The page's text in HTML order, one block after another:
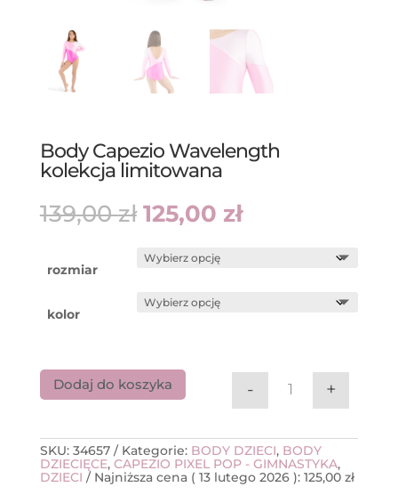
Body Capezio Wavelength
kolekcja limitowana
139,00zł Pierwotna
cena
139,00 zł.
125,00 złAktualna
cena
125,00 zł.
rozmiar
kolor
ilość Body
- +
Dodaj do koszyka
SKU: 34657 Kategorie: BODY DZIECI, BODY
DZIECIĘCE, CAPEZIO PIXEL POP - GIMNASTYKA,
DZIECI
Najniższa cena ( 13 lutego 2026): 125,00 zł